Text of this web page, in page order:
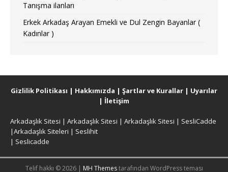
Tanışma ilanları
Erkek Arkadaş Arayan Emekli ve Dul Zengin Bayanlar (
Kadınlar )
Gizlilik Politikası | Hakkımızda | Şartlar ve Kurallar | Uyarılar
| İletişim
Arkadaşlık Sitesi | Arkadaşlık Sitesi | Arkadaşlık Sitesi | SesliCadde
|Arkadaşlık Siteleri | Seslihit
| Seslicadde
Telif hakkı © 2026 | MH Themestarafından WordPress teması